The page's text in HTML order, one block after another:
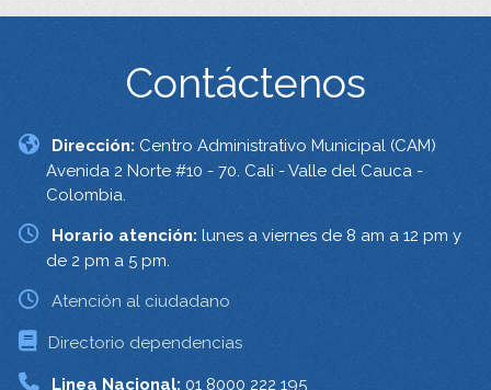
Contáctenos
Dirección: Centro Administrativo Municipal (CAM)
Avenida 2 Norte #10 - 70. Cali - Valle del Cauca -
Colombia.
Horario atención: lunes a viernes de 8 am a 12 pm y
de 2 pm a 5 pm.
Atención al ciudadano
Directorio dependencias
Linea Nacional: 01 8000 222 195